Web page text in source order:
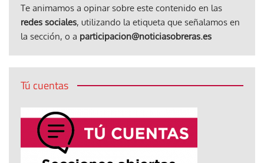
Te animamos a opinar sobre este contenido en las
redes sociales, utilizando la etiqueta que señalamos en
la sección, o a participacion@noticiasobreras.es
Tú cuentas